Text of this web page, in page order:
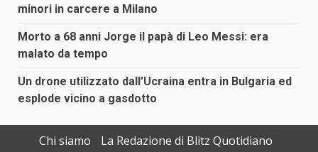
minori in carcere a Milano
Morto a 68 anni Jorge il papà di Leo Messi: era
malato da tempo
Un drone utilizzato dall’Ucraina entra in Bulgaria ed
esplode vicino a gasdotto
Chi siamo
La Redazione di Blitz Quotidiano